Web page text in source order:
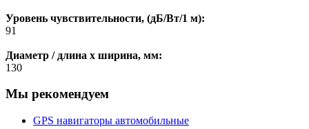
Уровень чувствительности, (дБ/Вт/1 м):
91
Диаметр / длина x ширина, мм:
130
Мы рекомендуем
GPS навигаторы автомобильные